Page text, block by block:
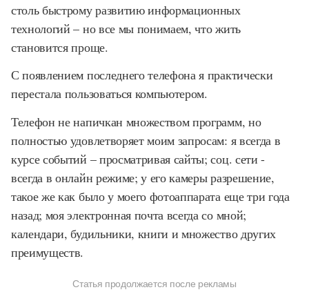
столь быстрому развитию информационных
технологий – но все мы понимаем, что жить
становится проще.
С появлением последнего телефона я практически
перестала пользоваться компьютером.
Телефон не напичкан множеством программ, но
полностью удовлетворяет моим запросам: я всегда в
курсе событий – просматривая сайты; соц. сети -
всегда в онлайн режиме; у его камеры разрешение,
такое же как было у моего фотоаппарата еще три года
назад; моя электронная почта всегда со мной;
календари, будильники, книги и множество других
преимуществ.
Статья продолжается после рекламы